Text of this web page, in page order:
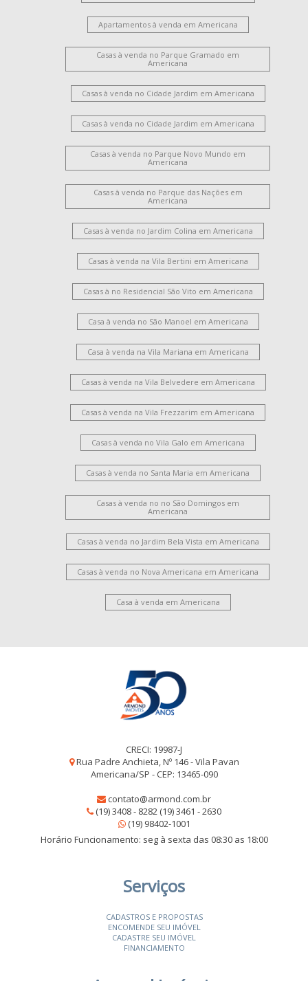
Apartamentos à venda em Americana
Casas à venda no Parque Gramado em
Americana
Casas à venda no Cidade Jardim em Americana
Casas à venda no Cidade Jardim em Americana
Casas à venda no Parque Novo Mundo em
Americana
Casas à venda no Parque das Nações em
Americana
Casas à venda no Jardim Colina em Americana
Casas à venda na Vila Bertini em Americana
Casas à no Residencial São Vito em Americana
Casa à venda no São Manoel em Americana
Casa à venda na Vila Mariana em Americana
Casas à venda na Vila Belvedere em Americana
Casas à venda na Vila Frezzarim em Americana
Casas à venda no Vila Galo em Americana
Casas à venda no Santa Maria em Americana
Casas à venda no no São Domingos em
Americana
Casas à venda no Jardim Bela Vista em Americana
Casas à venda no Nova Americana em Americana
Casa à venda em Americana
CRECI: 19987-J
Rua Padre Anchieta, Nº 146 - Vila Pavan
Americana/SP - CEP: 13465-090
contato@armond.com.br
(19) 3408 - 8282 (19) 3461 - 2630
(19) 98402-1001
Horário Funcionamento: seg à sexta das 08:30 as 18:00
Serviços
CADASTROS E PROPOSTAS
ENCOMENDE SEU IMÓVEL
CADASTRE SEU IMÓVEL
FINANCIAMENTO